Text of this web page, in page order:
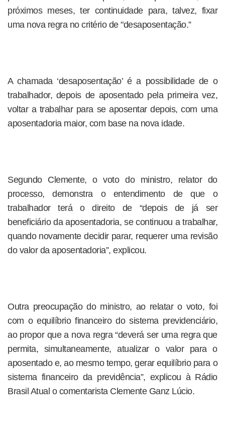
próximos meses, ter continuidade para, talvez, fixar
uma nova regra no critério de "desaposentação.”
A chamada ‘desaposentação’ é a possibilidade de o
trabalhador, depois de aposentado pela primeira vez,
voltar a trabalhar para se aposentar depois, com uma
aposentadoria maior, com base na nova idade.
Segundo Clemente, o voto do ministro, relator do
processo, demonstra o entendimento de que o
trabalhador terá o direito de “depois de já ser
beneficiário da aposentadoria, se continuou a trabalhar,
quando novamente decidir parar, requerer uma revisão
do valor da aposentadoria”, explicou.
Outra preocupação do ministro, ao relatar o voto, foi
com o equilíbrio financeiro do sistema previdenciário,
ao propor que a nova regra “deverá ser uma regra que
permita, simultaneamente, atualizar o valor para o
aposentado e, ao mesmo tempo, gerar equilíbrio para o
sistema financeiro da previdência”, explicou à Rádio
Brasil Atual o comentarista Clemente Ganz Lúcio.